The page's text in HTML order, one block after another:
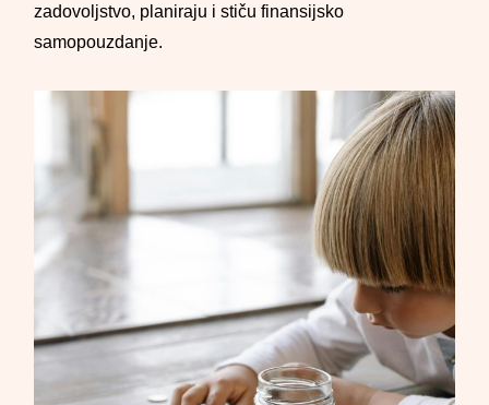
zadovoljstvo, planiraju i stiču finansijsko
samopouzdanje.